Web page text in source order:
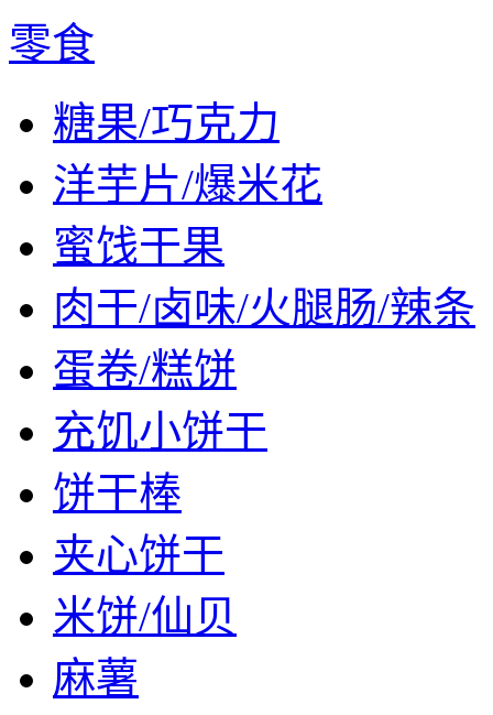
零食
糖果/巧克力
洋芋片/爆米花
蜜饯干果
肉干/卤味/火腿肠/辣条
蛋卷/糕饼
充饥小饼干
饼干棒
夹心饼干
米饼/仙贝
麻薯